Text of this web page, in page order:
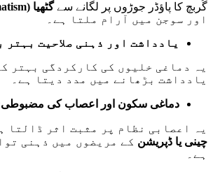
گُربچ کا پاؤڈر جوڑوں پر لگانے سےگٹھیا (Rheumatism)
اور سوجن میں آرام ملتا ہے۔
یادداشت اور ذہنی صلاحیت بہتر
یہ دماغی خلیوں کی کارکردگی بہتر
یادداشت بڑھانے میں مدد دیتا ہے۔
دماغی سکون اور اعصاب کی
یہ اعصابی نظام پر مثبت اثر ڈالتا
چینی یا ڈپریشن کے مریضوں میں ذہنی
ہے۔